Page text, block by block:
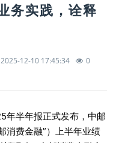
务实践，诠释
2025-12-10 17:45:34 0
年半年报正式发布，中邮
消费金融”）上半年业绩